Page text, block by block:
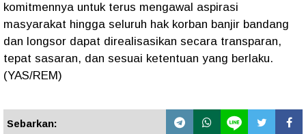
komitmennya untuk terus mengawal aspirasi
masyarakat hingga seluruh hak korban banjir bandang
dan longsor dapat direalisasikan secara transparan,
tepat sasaran, dan sesuai ketentuan yang berlaku.
(YAS/REM)
Sebarkan: